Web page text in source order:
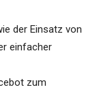
der Einsatz von
einfacher
zum